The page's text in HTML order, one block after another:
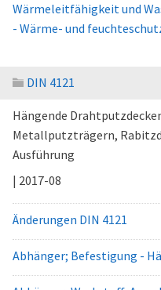
Wärmeleitfähigkeit und
- Wärme- und
DIN 4121
Hängende
Metallputzträgern,
Ausführung
| 2017-08
Änderungen DIN 4121
Abhänger; Befestigung -